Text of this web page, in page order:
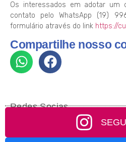
Os interessados em adotar um
contato pelo WhatsApp (19)
formulário através do link https://
Compartilhe nosso
Redes Socias